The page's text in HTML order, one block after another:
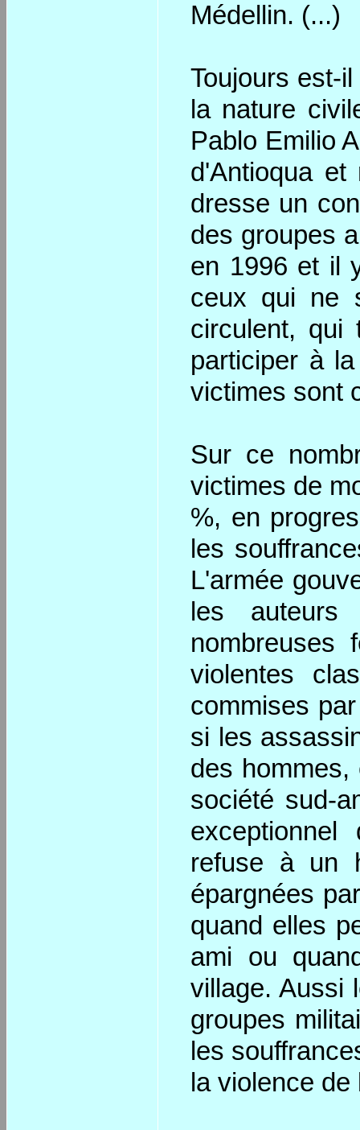
Médellin. (...)
Toujours est-
la nature
Pablo Emilio
d'Antioqua
dresse un
des groupes
en 1996 et il
ceux qui ne
circulent, qui
participer à
victimes sont
Sur ce
victimes de
%, en
les
L'armée
les
nombreuses
violentes
commises
si les
des
société sud-
refuse à un
épargnées
quand elles
ami ou
village. Aussi
groupes
les
la violence